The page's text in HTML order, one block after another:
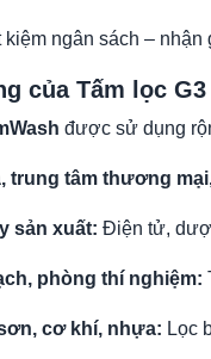
kiệm ngân sách –
của Tấm lọc G3
được sử dụng
trung tâm thương
sản xuất: Điện tử,
phòng thí nghiệm:
cơ khí, nhựa: Lọc